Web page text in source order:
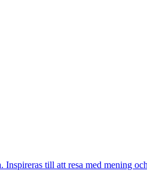
till att resa med mening